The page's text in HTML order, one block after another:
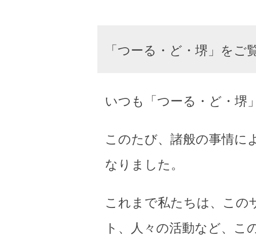
「つーる・ど・堺」を
いつも「つーる・ど・堺
このたび、諸般の事情に
なりました。
これまで私たちは、この
ト、人々の活動など、こ